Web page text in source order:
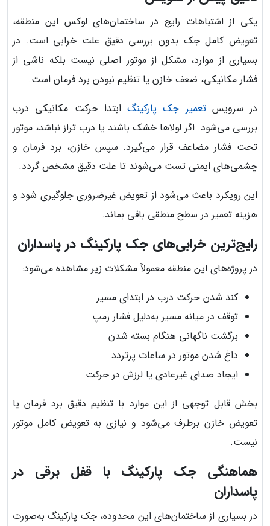
یکی از اشتباهات رایج در ساختمان‌های لوکس این منطقه،
تعویض کامل جک بدون بررسی دقیق علت خرابی است. در
بسیاری از موارد، مشکل از موتور اصلی نیست بلکه ناشی از
فشار مکانیکی، ضعف خازن یا تنظیم نبودن برد فرمان است.
در سرویستعمیر جک پارکینگ ابتدا حرکت مکانیکی درب
بررسی می‌شود. اگر لولاها خشک باشند یا درب تراز نباشد، موتور
تحت فشار مضاعف قرار می‌گیرد. سپس خازن، برد فرمان و
چشمی‌های ایمنی تست می‌شوند تا علت دقیق مشخص گردد.
این رویکرد باعث می‌شود از تعویض غیرضروری جلوگیری شود و
هزینه تعمیر در سطح منطقی باقی بماند.
رایج‌ترین خرابی‌های جک پارکینگ در پاسداران
در پروژه‌های این منطقه معمولاً مشکلات زیر مشاهده می‌شود:
کند شدن حرکت درب در ابتدای مسیر
توقف در میانه مسیر به‌دلیل فشار رمپ
برگشت ناگهانی هنگام بسته شدن
داغ شدن موتور در ساعات پرتردد
ایجاد صدای غیرعادی یا لرزش در حرکت
بخش قابل توجهی از این موارد با تنظیم دقیق برد فرمان یا
تعویض خازن برطرف می‌شود و نیازی به تعویض کامل موتور
نیست.
هماهنگی جک پارکینگ با قفل برقی در
پاسداران
در بسیاری از ساختمان‌های این محدوده، جک پارکینگ به‌صورت